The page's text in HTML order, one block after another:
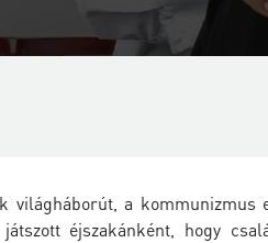
világháborút, a
éjszakánként, hogy